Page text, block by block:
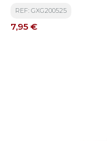
REF: GXG200525
Precio
7,95 €